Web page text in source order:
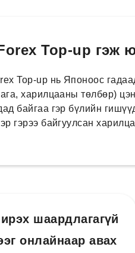
Top-up гэж
Top-up нь Японоос
харилцааны төлбөр)
байгаа гэр бүлийн
гэрээ байгуулсан
шаардлагагүй
онлайнаар авах